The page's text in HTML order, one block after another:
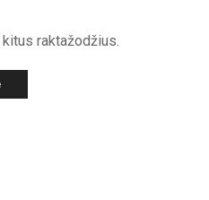
raktažodžius.